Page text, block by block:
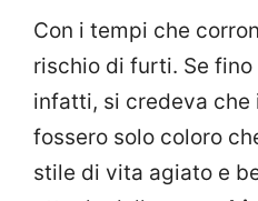
Con i tempi che
rischio di furti. Se
infatti, si credeva
fossero solo coloro
stile di vita agiato e